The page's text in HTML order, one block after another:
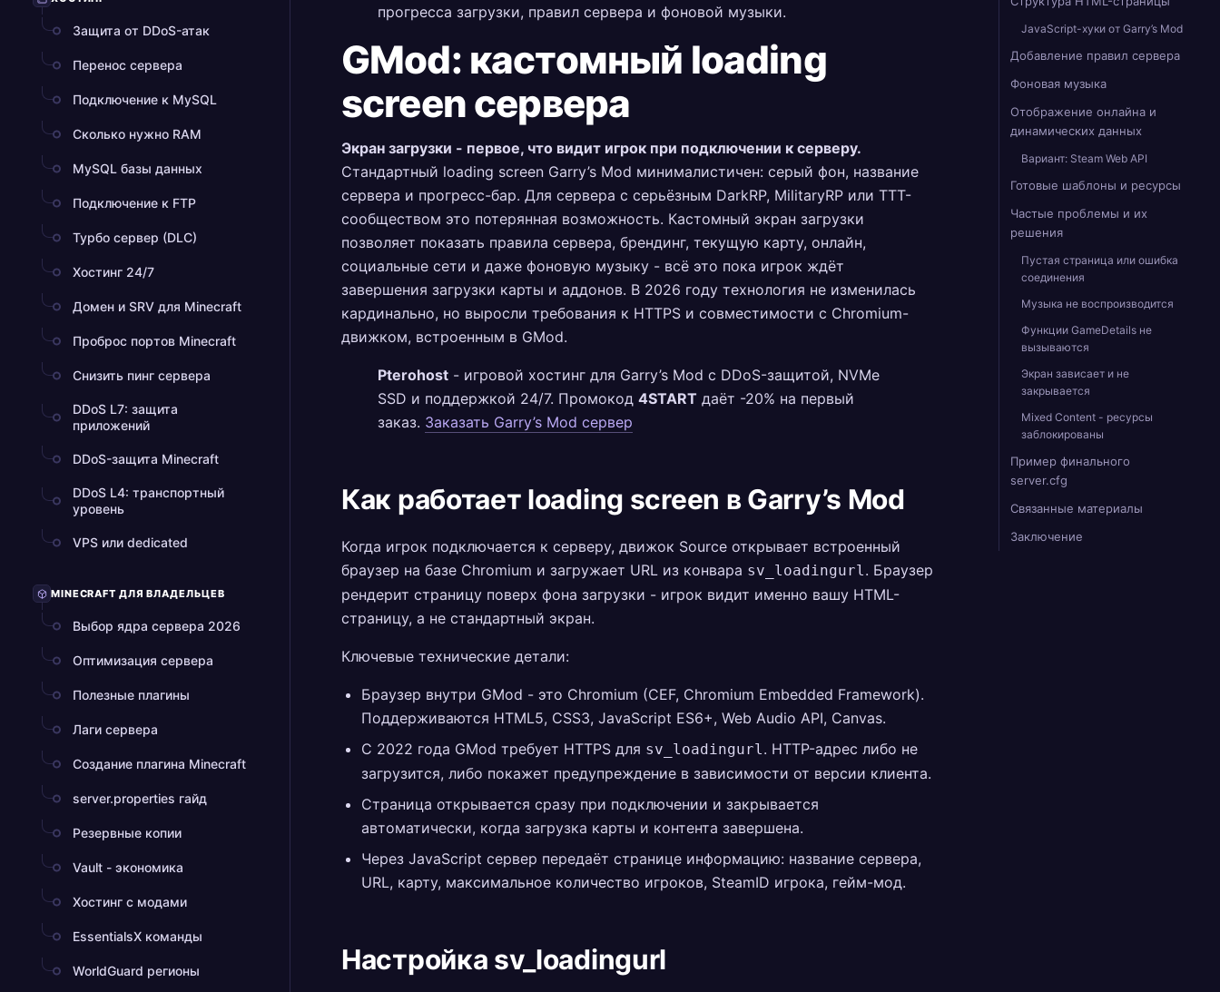
Защита от DDoS-атак
Перенос сервера
Подключение к MySQL
Сколько нужно RAM
MySQL базы данных
Подключение к FTP
Турбо сервер (DLC)
Хостинг 24/7
Домен и SRV для Minecraft
Проброс портов Minecraft
Снизить пинг сервера
DDoS L7: защита
приложений
DDoS-защита Minecraft
DDoS L4: транспортный
уровень
VPS или dedicated
MINECRAFT ДЛЯ ВЛАДЕЛЬЦЕВ
Выбор ядра сервера 2026
Оптимизация сервера
Полезные плагины
Лаги сервера
Создание плагина Minecraft
server.properties гайд
Резервные копии
Vault - экономика
Хостинг с модами
EssentialsX команды
WorldGuard регионы
прогресса загрузки, правил сервера и фоновой музыки.
GMod: кастомный loading
screen сервера
Экран загрузки - первое, что видит игрок при подключении к серверу.
Стандартный loading screen Garry’s Mod минималистичен: серый фон, название
сервера и прогресс-бар. Для сервера с серьёзным DarkRP, MilitaryRP или TTT-
сообществом это потерянная возможность. Кастомный экран загрузки
позволяет показать правила сервера, брендинг, текущую карту, онлайн,
социальные сети и даже фоновую музыку - всё это пока игрок ждёт
завершения загрузки карты и аддонов. В 2026 году технология не изменилась
кардинально, но выросли требования к HTTPS и совместимости с Chromium-
движком, встроенным в GMod.
Pterohost - игровой хостинг для Garry’s Mod с DDoS-защитой, NVMe
SSD и поддержкой 24/7. Промокод 4START даёт -20% на первый
заказ. Заказать Garry’s Mod сервер
Как работает loading screen в Garry’s Mod
Когда игрок подключается к серверу, движок Source открывает встроенный
браузер на базе Chromium и загружает URL из конвара sv_loadingurl. Браузер
рендерит страницу поверх фона загрузки - игрок видит именно вашу HTML-
страницу, а не стандартный экран.
Ключевые технические детали:
Браузер внутри GMod - это Chromium (CEF, Chromium Embedded Framework).
Поддерживаются HTML5, CSS3, JavaScript ES6+, Web Audio API, Canvas.
С 2022 года GMod требует HTTPS для sv_loadingurl. HTTP-адрес либо не
загрузится, либо покажет предупреждение в зависимости от версии клиента.
Страница открывается сразу при подключении и закрывается
автоматически, когда загрузка карты и контента завершена.
Через JavaScript сервер передаёт странице информацию: название сервера,
URL, карту, максимальное количество игроков, SteamID игрока, гейм-мод.
Настройка sv_loadingurl
JavaScript-хуки от Garry’s Mod
Добавление правил сервера
Фоновая музыка
Отображение онлайна и
динамических данных
Вариант: Steam Web API
Готовые шаблоны и ресурсы
Частые проблемы и их
решения
Пустая страница или ошибка
соединения
Музыка не воспроизводится
Функции GameDetails не
вызываются
Экран зависает и не
закрывается
Mixed Content - ресурсы
заблокированы
Пример финального
server.cfg
Связанные материалы
Заключение